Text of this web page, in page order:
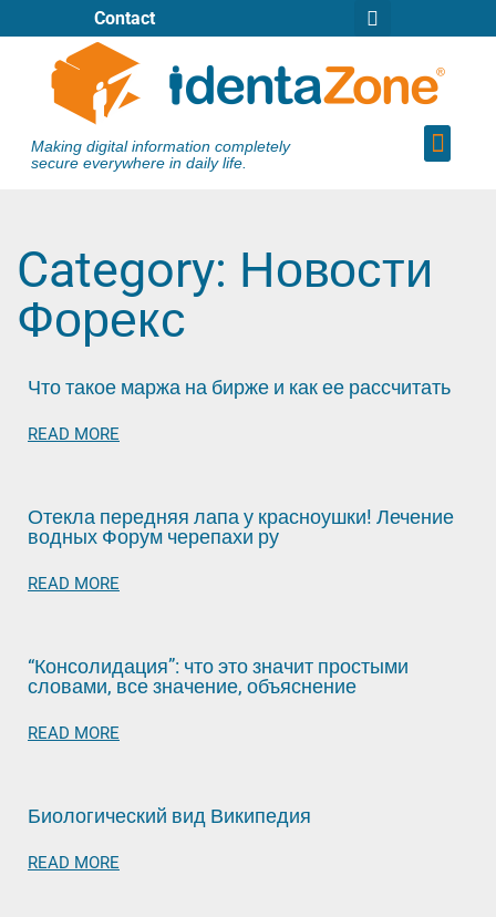
Contact
Making digital information completely
secure everywhere in daily life.
Category: Новости
Форекс
Что такое маржа на бирже и как ее рассчитать
READ MORE
Отекла передняя лапа у красноушки! Лечение
водных Форум черепахи ру
READ MORE
“Консолидация”: что это значит простыми
словами, все значение, объяснение
READ MORE
Биологический вид Википедия
READ MORE